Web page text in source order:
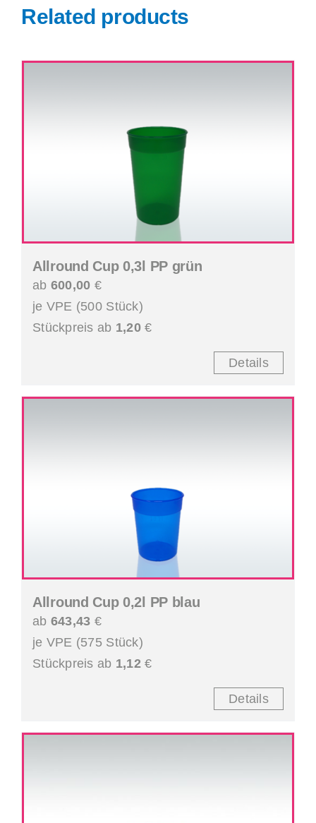
Related products
Allround Cup 0,3l PP grün
ab 600,00 €
je VPE (500 Stück)
Stückpreis ab 1,20€
Details
Allround Cup 0,2l PP blau
ab 643,43 €
je VPE (575 Stück)
Stückpreis ab 1,12€
Details